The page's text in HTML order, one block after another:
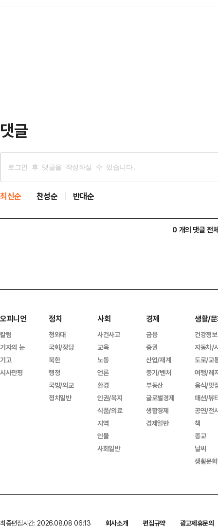
부결될 경우 같…
의에서는 여당이 '당론 부결'을 정
원들은 '탄핵안 부결' 당론에 따라
댓글
최신순 찬성순 반대순
0 개의 댓글 전
오피니언
칼럼
기자의 눈
기고
시사만평
정치
청와대
국회/정당
북한
행정
국방/외교
정치일반
사회
사건사고
교육
노동
언론
환경
인권/복지
식품/의료
지역
인물
사회일반
경제
금융
증권
산업/재계
중기/벤처
부동산
글로벌경제
생활경제
경제일반
생활/
건강정보
자동차/
도로/교
여행/레
음식/맛
패션/뷰
공연/전
책
종교
날씨
생활문
최종편집시간: 2026.08.08 06:13 회사소개 편집규약
광고제휴문의